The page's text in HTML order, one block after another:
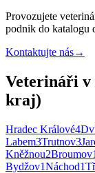
Provozujete
podnik do katalogu
Kontaktujte nás→
Veterináři
kraj)
Hradec Králové4
Labem3Trutnov3
Kněžnou2Broumov1
Bydžov1Náchod1